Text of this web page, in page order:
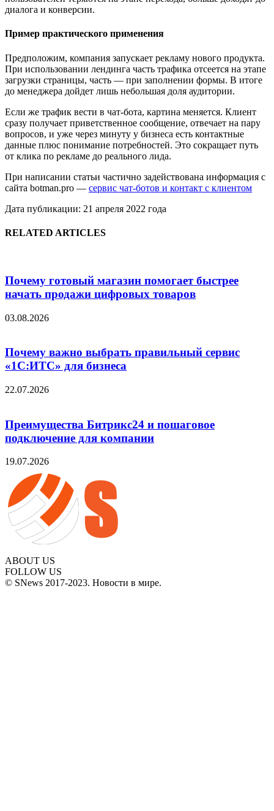
диалога и конверсии.
Пример практического применения
Предположим, компания запускает рекламу нового продукта.
При использовании лендинга часть трафика отсеется на этапе
загрузки страницы, часть — при заполнении формы. В итоге
до менеджера дойдет лишь небольшая доля аудитории.
Если же трафик вести в чат-бота, картина меняется. Клиент
сразу получает приветственное сообщение, отвечает на пару
вопросов, и уже через минуту у бизнеса есть контактные
данные плюс понимание потребностей. Это сокращает путь
от клика по рекламе до реального лида.
При написании статьи частично задействована информация с
сайта botman.pro — сервис чат-ботов и контакт с клиентом
Дата публикации: 21 апреля 2022 года
RELATED ARTICLES
Почему готовый магазин помогает быстрее
начать продажи цифровых товаров
03.08.2026
Почему важно выбрать правильный сервис
«1С:ИТС» для бизнеса
22.07.2026
Преимущества Битрикс24 и пошаговое
подключение для компании
19.07.2026
ABOUT US
FOLLOW US
© SNews 2017-2023. Новости в мире.